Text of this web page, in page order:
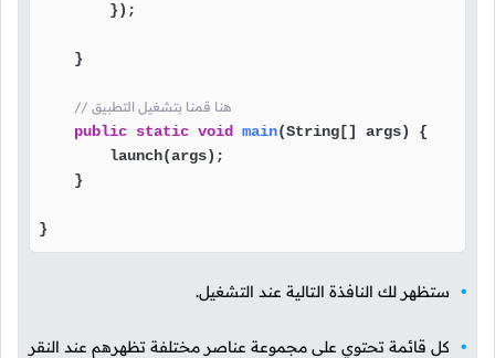
        });
    }
// هنا قمنا بتشغيل التطبيق
public static void main(String[] args)
{
        launch(args);
    }
}
ستظهر لك النافذة التالية عند التشغيل.
كل قائمة تحتوي على مجموعة عناصر مختلفة تظهرهم عند النقر